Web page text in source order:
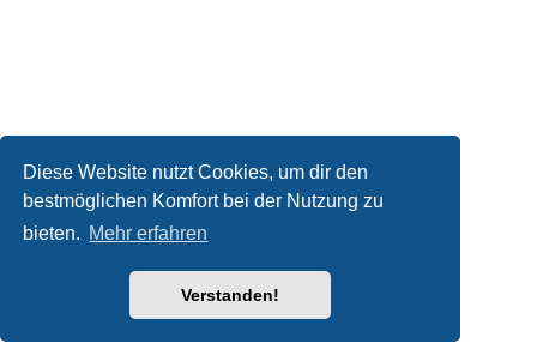
Diese Website nutzt Cookies, um dir den
bestmöglichen Komfort bei der Nutzung zu
bieten. Mehr erfahren
Verstanden!